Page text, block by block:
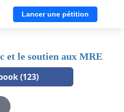
Lancer une pétition
et le soutien aux MRE
(123)